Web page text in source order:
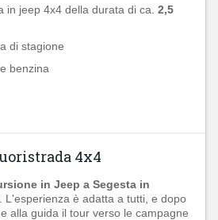
in jeep 4x4 della durata di ca. 2,5
di stagione
benzina
4x4
in Jeep a Segesta in
. L'esperienza è adatta a tutti, e dopo
alla guida il tour verso le campagne